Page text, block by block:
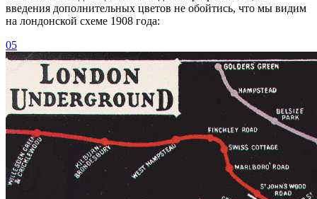
введения дополнительных цветов не обойтись, что мы видим
на лондонской схеме 1908 года:
05